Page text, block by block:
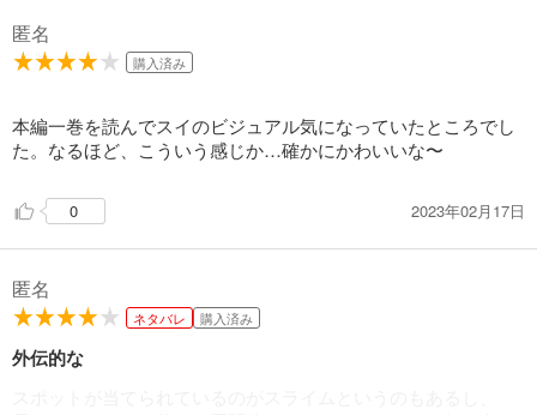
匿名
購入済み
本編一巻を読んでスイのビジュアル気になっていたところでし
た。なるほど、こういう感じか…確かにかわいいな〜
0 2023年02月17日
匿名
ネタバレ 購入済み
外伝的な